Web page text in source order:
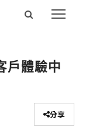
戶體驗中
分享